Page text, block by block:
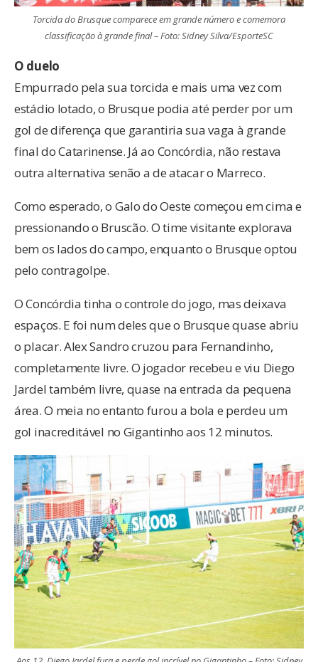
Torcida do Brusque comparece em grande número e comemora
classificação à grande final – Foto: Sidney Silva/EsporteSC
O duelo
Empurrado pela sua torcida e mais uma vez com
estádio lotado, o Brusque podia até perder por um
gol de diferença que garantiria sua vaga à grande
final do Catarinense. Já ao Concórdia, não restava
outra alternativa senão a de atacar o Marreco.
Como esperado, o Galo do Oeste começou em cima e
pressionando o Bruscão. O time visitante explorava
bem os lados do campo, enquanto o Brusque optou
pelo contragolpe.
O Concórdia tinha o controle do jogo, mas deixava
espaços. E foi num deles que o Brusque quase abriu
o placar. Alex Sandro cruzou para Fernandinho,
completamente livre. O jogador recebeu e viu Diego
Jardel também livre, quase na entrada da pequena
área. O meia no entanto furou a bola e perdeu um
gol inacreditável no Gigantinho aos 12 minutos.